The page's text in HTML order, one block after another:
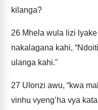
kilanga?
26 Mhela wula lizi
nakalagana kahi,
ulanga kahi."
27 Ulonzi awu, “kwa
vinhu vyeng’ha vya